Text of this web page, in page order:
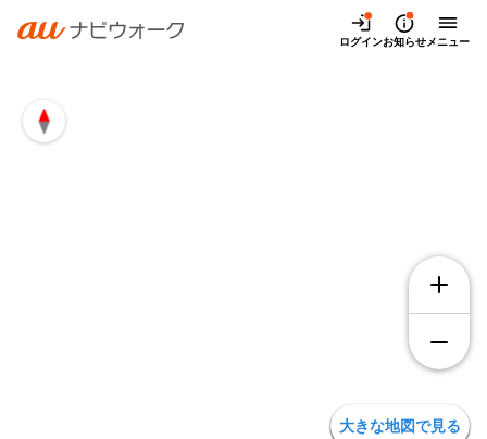
兵庫県伊丹市鋳物師3丁目の地図・アクセス | auナビウォーク
ログインお知らせメニュー
大きな地図で見る